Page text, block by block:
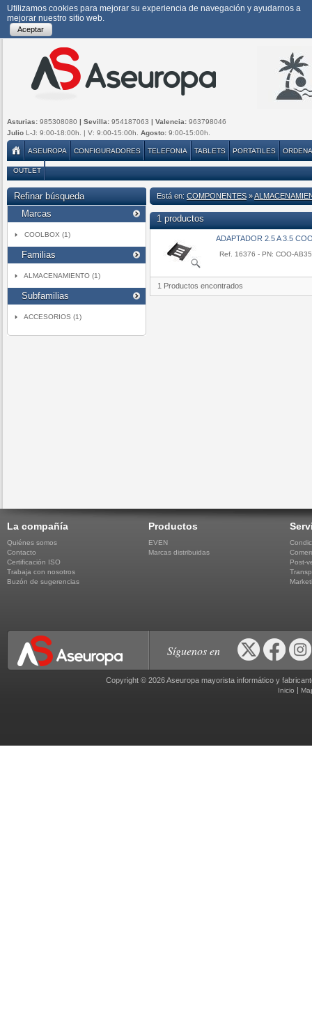
Utilizamos cookies para mejorar su experiencia de navegación y ayudarnos a
mejorar nuestro sitio web.
Aceptar
Asturias: 985308080 | Sevilla: 954187063 | Valencia: 963798046
Julio L-J: 9:00-18:00h. | V: 9:00-15:00h. Agosto: 9:00-15:00h.
ASEUROPA CONFIGURADORES TELEFONIA TABLETS PORTATILES
OUTLET
Refinar búsqueda
Marcas
COOLBOX (1)
Familias
ALMACENAMIENTO (1)
Subfamilias
ACCESORIOS (1)
Está en: COMPONENTES »
1 productos
ADAPTADOR 2.5 A 3.5
Ref. 16376 - PN: COO-
1 Productos encontrados
La compañía
Quiénes somos
Contacto
Certificación ISO
Trabaja con nosotros
Buzón de sugerencias
Productos
EVEN
Marcas distribuidas
Post-
Síguenos en
Copyright © 2026 Aseuropa mayorista informático y
Inicio |